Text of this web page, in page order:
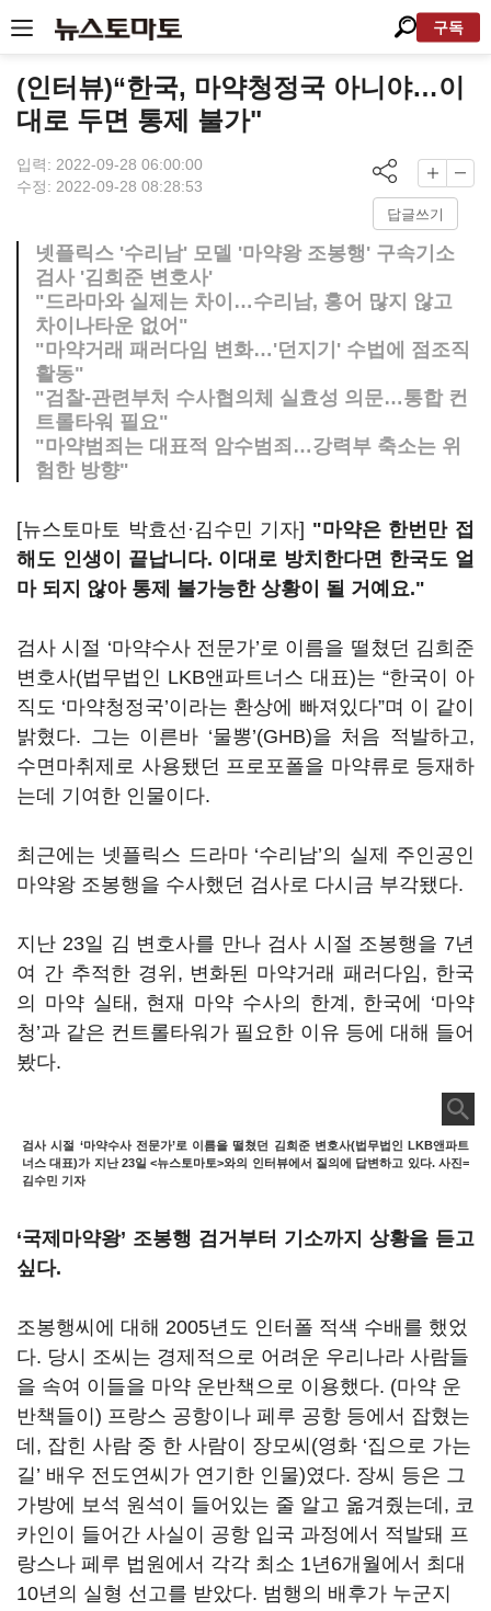
구독
(인터뷰)“한국, 마약청정국 아니야…이
대로 두면 통제 불가"
입력: 2022-09-28 06:00:00
수정: 2022-09-28 08:28:53
답글쓰기
넷플릭스 '수리남' 모델 '마약왕 조봉행' 구속기소
검사 '김희준 변호사'
"드라마와 실제는 차이…수리남, 홍어 많지 않고
차이나타운 없어"
"마약거래 패러다임 변화…'던지기' 수법에 점조직
활동"
"검찰-관련부처 수사협의체 실효성 의문…통합 컨
트롤타워 필요"
"마약범죄는 대표적 암수범죄…강력부 축소는 위
험한 방향"
[뉴스토마토 박효선·김수민 기자] "마약은 한번만 접
해도 인생이 끝납니다. 이대로 방치한다면 한국도 얼
마 되지 않아 통제 불가능한 상황이 될 거예요."
검사 시절 ‘마약수사 전문가’로 이름을 떨쳤던 김희준
변호사(법무법인 LKB앤파트너스 대표)는 “한국이 아
직도 ‘마약청정국’이라는 환상에 빠져있다”며 이 같이
밝혔다. 그는 이른바 ‘물뽕’(GHB)을 처음 적발하고,
수면마취제로 사용됐던 프로포폴을 마약류로 등재하
는데 기여한 인물이다.
최근에는 넷플릭스 드라마 ‘수리남’의 실제 주인공인
마약왕 조봉행을 수사했던 검사로 다시금 부각됐다.
지난 23일 김 변호사를 만나 검사 시절 조봉행을 7년
여 간 추적한 경위, 변화된 마약거래 패러다임, 한국
의 마약 실태, 현재 마약 수사의 한계, 한국에 ‘마약
청’과 같은 컨트롤타워가 필요한 이유 등에 대해 들어
봤다.
검사 시절 ‘마약수사 전문가’로 이름을 떨쳤던 김희준 변호사(법무법인 LKB앤파트
너스 대표)가 지난 23일 <뉴스토마토>와의 인터뷰에서 질의에 답변하고 있다. 사진=
김수민 기자
‘국제마약왕’ 조봉행 검거부터 기소까지 상황을 듣고
싶다.
조봉행씨에 대해 2005년도 인터폴 적색 수배를 했었
다. 당시 조씨는 경제적으로 어려운 우리나라 사람들
을 속여 이들을 마약 운반책으로 이용했다. (마약 운
반책들이) 프랑스 공항이나 페루 공항 등에서 잡혔는
데, 잡힌 사람 중 한 사람이 장모씨(영화 ‘집으로 가는
길’ 배우 전도연씨가 연기한 인물)였다. 장씨 등은 그
가방에 보석 원석이 들어있는 줄 알고 옮겨줬는데, 코
카인이 들어간 사실이 공항 입국 과정에서 적발돼 프
랑스나 페루 법원에서 각각 최소 1년6개월에서 최대
10년의 실형 선고를 받았다. 범행의 배후가 누군지